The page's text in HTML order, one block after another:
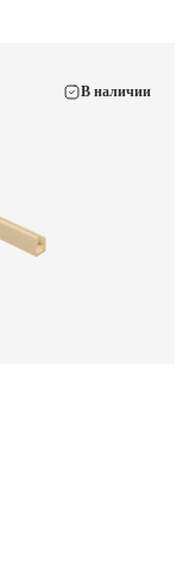
В наличии